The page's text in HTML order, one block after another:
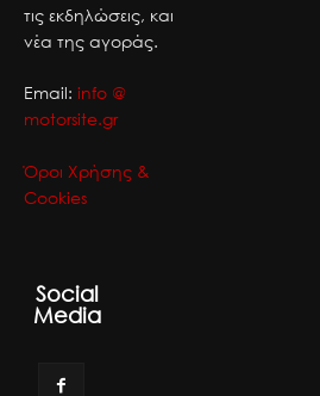
τις εκδηλώσεις, και
νέα της αγοράς.
Email: info @
motorsite.gr
Όροι Χρήσης &
Cookies
Social
Media